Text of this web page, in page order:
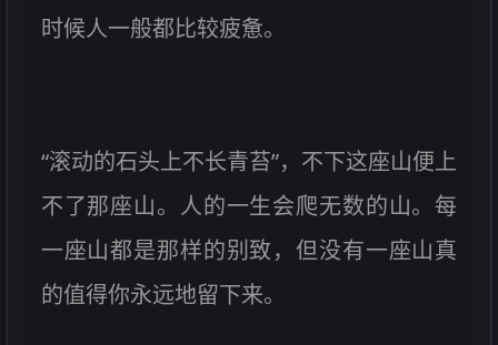
时候人一般都比较疲惫。
“滚动的石头上不长青苔”，不下这座山便上
不了那座山。人的一生会爬无数的山。每
一座山都是那样的别致，但没有一座山真
的值得你永远地留下来。